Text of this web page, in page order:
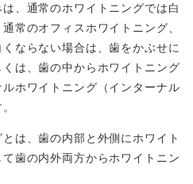
、通常のホワイトニングでは白
常のオフィスホワイトニング、
ならない場合は、歯をかぶせに
は、歯の中からホワイトニング
ホワイトニング（インターナル
は、歯の内部と外側にホワイト
歯の内外両方からホワイトニン